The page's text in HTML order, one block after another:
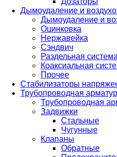
Дымоудаление и
Дымоудаление и
Оцинковка
Нержавейка
Сэндвич
Раздельная
Коаксиальная
Прочее
Стабилизаторы
Трубопроводная
Трубопроводная
Задвижки
Стальные
Чугунные
Клапаны
Обратные